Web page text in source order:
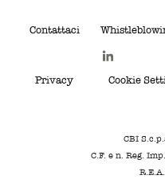
Contattaci
Privacy Cookie
CBI
C.F. e n. Reg.